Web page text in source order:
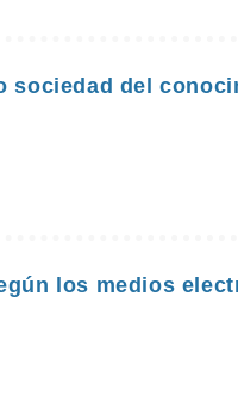
sociedad del
los medios